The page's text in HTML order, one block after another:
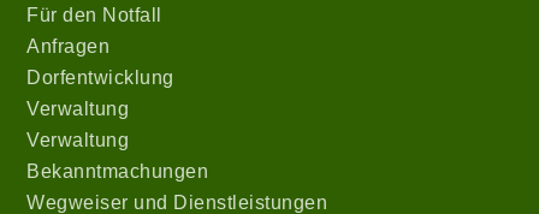
Für den Notfall
Anfragen
Dorfentwicklung
Verwaltung
Verwaltung
Bekanntmachungen
Wegweiser und Dienstleistungen